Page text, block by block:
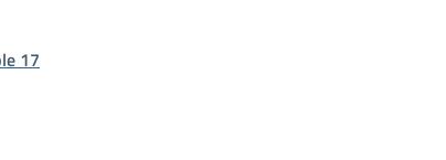
17